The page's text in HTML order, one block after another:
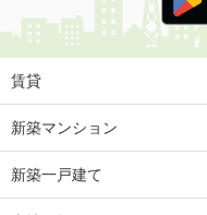
賃貸
新築マンション
新築一戸建て